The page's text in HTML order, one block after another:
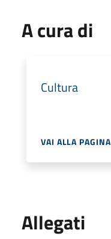
A cura di
Cultura
VAI ALLA PAGINA
Allegati